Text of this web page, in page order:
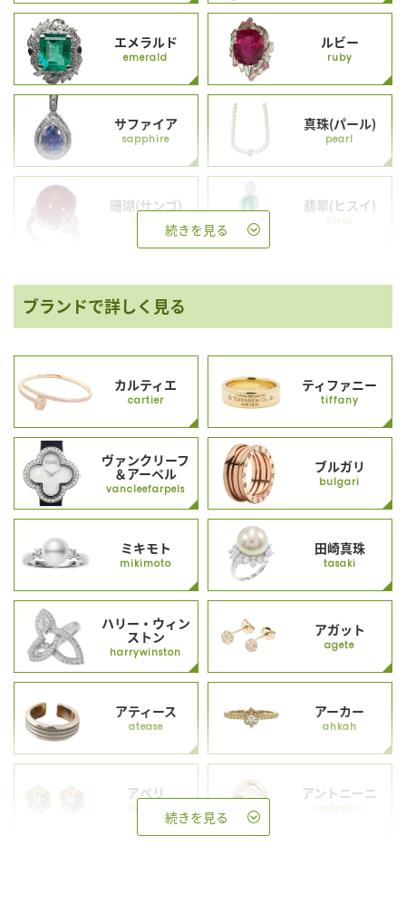
エメラルド
emerald
ルビー
ruby
サファイア
sapphire
真珠(パール)
pearl
珊瑚(サンゴ) 翡翠(ヒスイ)
hisui
続きを見る
ブランドで詳しく見る
カルティエ
cartier
ティファニー
tiffany
ヴァンクリーフ
＆アーペル
vancleefarpels
ブルガリ
bulgari
ミキモト
mikimoto
田崎真珠
tasaki
ハリー・ウィン
ストン
harrywinston
アガット
agete
アティース
atease
アーカー
ahkah
アベリ
abheri
アントニーニ
antonini
続きを見る